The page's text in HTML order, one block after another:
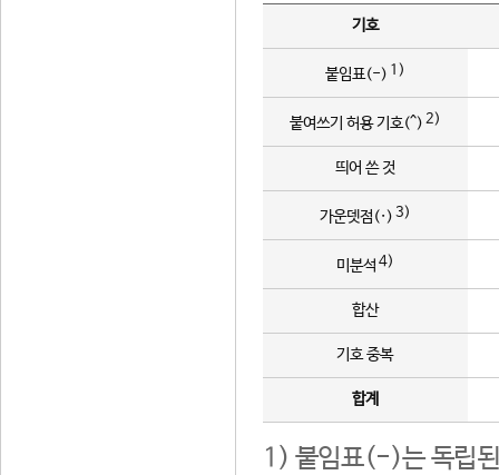
기호
붙임표(-) 1)
붙여쓰기 허용 기호(^) 2)
띄어 쓴 것
가운뎃점(·) 3)
미분석 4)
합산
기호 중복
합계
1) 붙임표(-)는 독립된